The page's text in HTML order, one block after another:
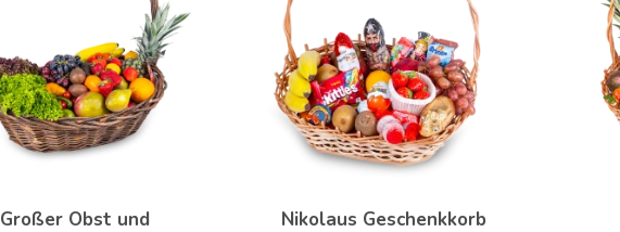
Großer Obst und
Nikolaus Geschenkkorb